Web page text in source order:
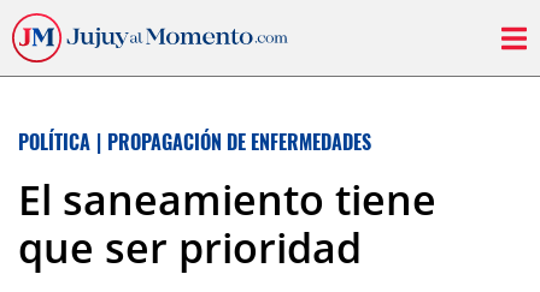
POLÍTICA | PROPAGACIÓN DE ENFERMEDADES
El saneamiento tiene
que ser prioridad